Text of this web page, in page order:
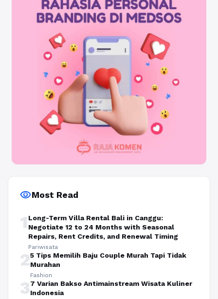
visibilityMost Read
1 Long-Term Villa Rental Bali in Canggu:
Negotiate 12 to 24 Months with Seasonal
Repairs, Rent Credits, and Renewal Timing
Pariwisata
25 Tips Memilih Baju Couple Murah Tapi Tidak
Murahan
Fashion
37 Varian Bakso Antimainstream Wisata Kuliner
Indonesia